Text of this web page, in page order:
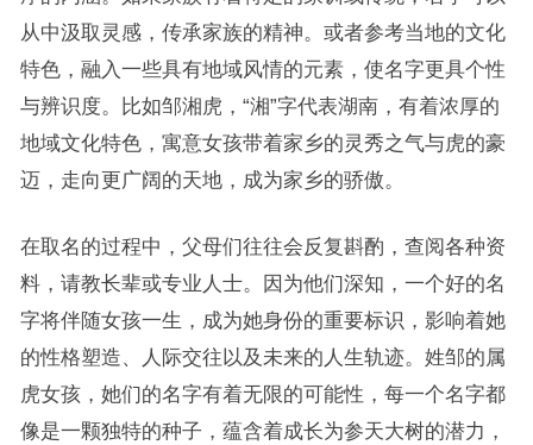
从中汲取灵感，传承家族的精神。或者参考当地的文化
特色，融入一些具有地域风情的元素，使名字更具个性
与辨识度。比如邹湘虎，“湘”字代表湖南，有着浓厚的
地域文化特色，寓意女孩带着家乡的灵秀之气与虎的豪
迈，走向更广阔的天地，成为家乡的骄傲。
在取名的过程中，父母们往往会反复斟酌，查阅各种资
料，请教长辈或专业人士。因为他们深知，一个好的名
字将伴随女孩一生，成为她身份的重要标识，影响着她
的性格塑造、人际交往以及未来的人生轨迹。姓邹的属
虎女孩，她们的名字有着无限的可能性，每一个名字都
像是一颗独特的种子，蕴含着成长为参天大树的潜力，